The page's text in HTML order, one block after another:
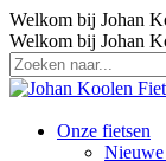
Welkom bij Johan
Welkom bij Johan
Onze fietsen
Nieuwe